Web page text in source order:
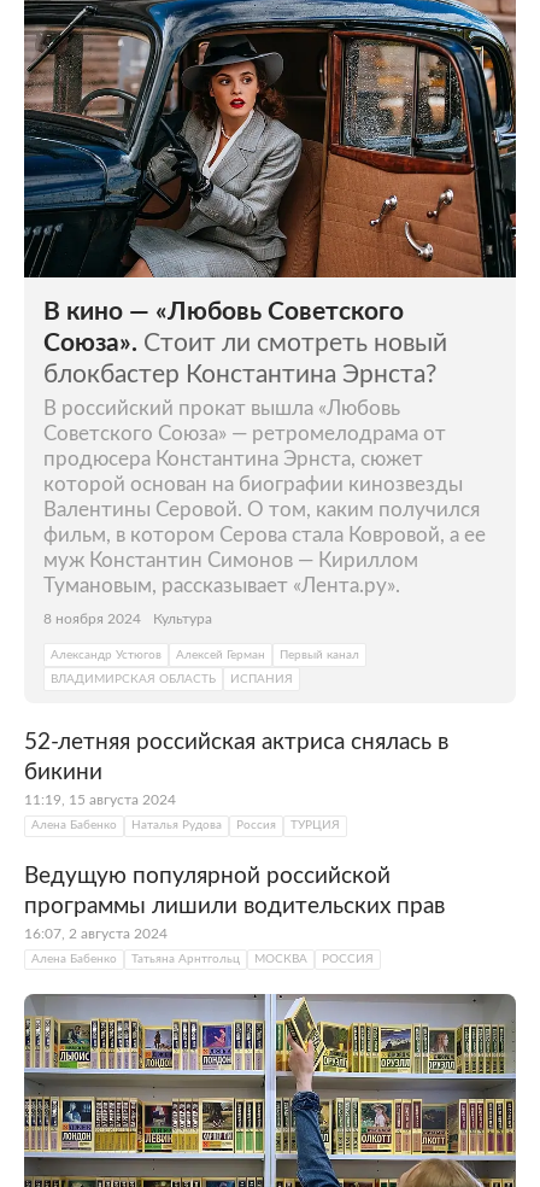
В кино — «Любовь Советского
Союза». Стоит ли смотреть новый
блокбастер Константина Эрнста?
В российский прокат вышла «Любовь
Советского Союза» — ретромелодрама от
продюсера Константина Эрнста, сюжет
которой основан на биографии кинозвезды
Валентины Серовой. О том, каким получился
фильм, в котором Серова стала Ковровой, а ее
муж Константин Симонов — Кириллом
Тумановым, рассказывает «Лента.ру».
8 ноября 2024 Культура
Александр Устюгов Алексей Герман
Первый канал
ВЛАДИМИРСКАЯ ОБЛАСТЬ
ИСПАНИЯ
52-летняя российская актриса снялась в
бикини
11:19, 15 августа 2024
Алена Бабенко Наталья Рудова Россия ТУРЦИЯ
Ведущую популярной российской
программы лишили водительских прав
16:07, 2 августа 2024
Алена Бабенко Татьяна Арнтгольц МОСКВА РОССИЯ